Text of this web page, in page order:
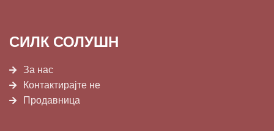
СИЛК СОЛУШН
За нас
Контактирајте не
Продавница